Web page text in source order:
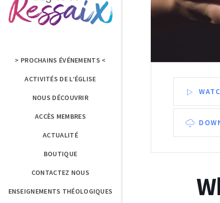
> PROCHAINS ÉVÉNEMENTS <
ACTIVITÉS DE L’ÉGLISE
NOUS DÉCOUVRIR
ACCÈS MEMBRES
ACTUALITÉ
BOUTIQUE
CONTACTEZ NOUS
ENSEIGNEMENTS THÉOLOGIQUES